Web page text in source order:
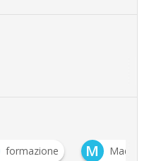
formazione M Made –